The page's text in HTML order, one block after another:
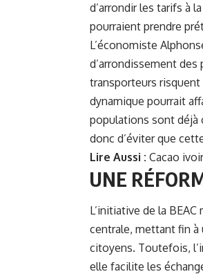
d’arrondir les tarifs à
pourraient prendre
L’économiste
d’arrondissement des
transporteurs risquent
dynamique pourrait
populations sont déjà
donc d’éviter que
Lire Aussi : Cacao
UNE
L’initiative de la
centrale, mettant fin
citoyens. Toutefois,
elle facilite les